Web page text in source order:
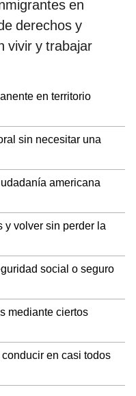
en
derechos y
vivir y trabajar
en territorio
sin necesitar una
americana
y volver sin perder la
social o seguro
mediante ciertos
en casi todos